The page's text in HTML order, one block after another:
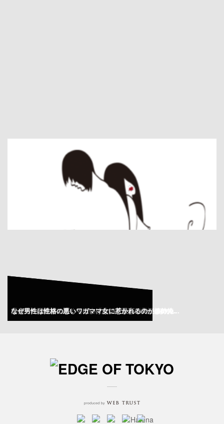
女性は男性のソレに我慢できない！女性が欲情する6つ...
【前編】質問力、Lineの返し方｜カラテカ・入江慎...
【辛い出来事が起こっても大丈夫よ】振り幅の大きい人...
見た目の問題じゃなくってよ「結婚できない男性」の特...
出会ったら絶対に逃してはいけない「最高の女」の持つ...
なぜ男性は性格の悪いワガママ女に惹かれるのか？...